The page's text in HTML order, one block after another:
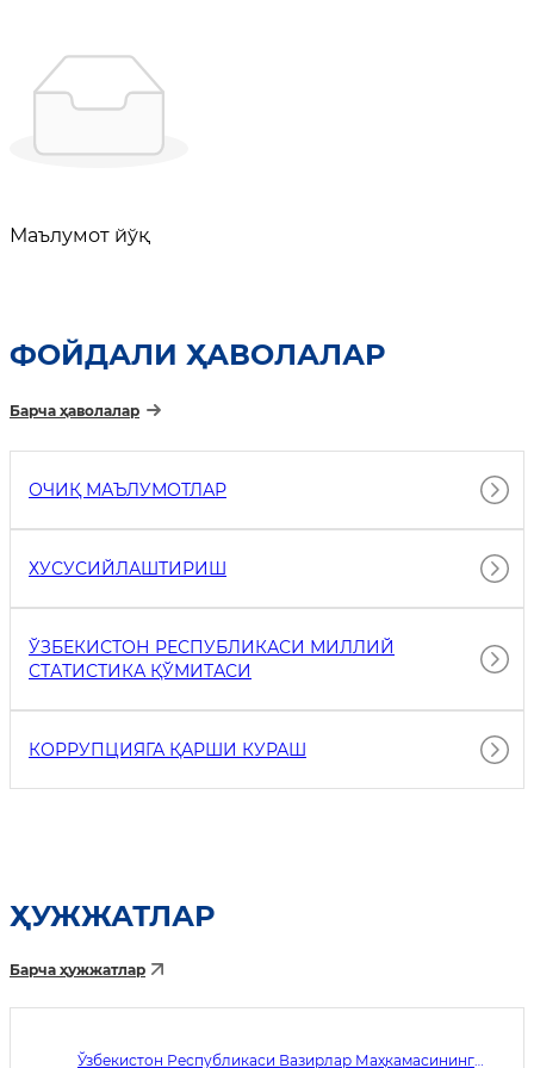
Маълумот йўқ
ФОЙДАЛИ ҲАВОЛАЛАР
Барча ҳаволалар
ОЧИҚ МАЪЛУМОТЛАР
ХУСУСИЙЛАШТИРИШ
ЎЗБЕКИСТОН РЕСПУБЛИКАСИ МИЛЛИЙ
СТАТИСТИКА ҚЎМИТАСИ
КОРРУПЦИЯГА ҚАРШИ КУРАШ
ҲУЖЖАТЛАР
Барча ҳужжатлар
Ўзбекистон Республикаси Вазирлар Маҳкамасининг